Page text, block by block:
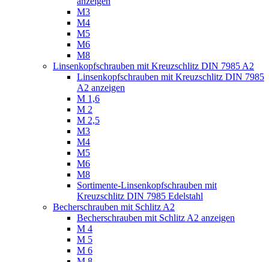
M3
M4
M5
M6
M8
Linsenkopfschrauben mit Kreuzschlitz DIN 7985 A2
Linsenkopfschrauben mit Kreuzschlitz DIN 7985
A2 anzeigen
M 1,6
M 2
M 2,5
M3
M4
M5
M6
M8
Sortimente-Linsenkopfschrauben mit
Kreuzschlitz DIN 7985 Edelstahl
Becherschrauben mit Schlitz A2
Becherschrauben mit Schlitz A2 anzeigen
M 4
M 5
M 6